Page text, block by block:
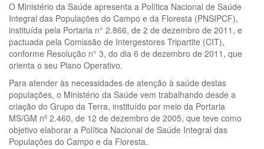
O Ministério da Saúde apresenta a Política Nacional de Saúde
Integral das Populações do Campo e da Floresta (PNSIPCF),
instituída pela Portaria n° 2.866, de 2 de dezembro de 2011, e
pactuada pela Comissão de Intergestores Tripartite (CIT),
conforme Resolução n° 3, do dia 6 de dezembro de 2011, que
orienta o seu Plano Operativo.
Para atender às necessidades de atenção à saúde destas
populações, o Ministério da Saúde vem trabalhando desde a
criação do Grupo da Terra, instituído por meio da Portaria
MS/GM nº 2.460, de 12 de dezembro de 2005, que teve como
objetivo elaborar a Política Nacional de Saúde Integral das
Populações do Campo e da Floresta.